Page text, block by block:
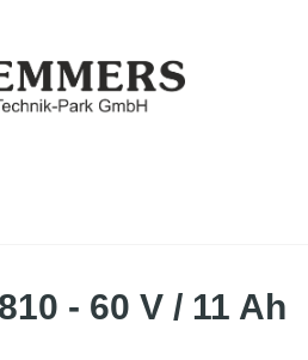
- 60 V / 11 Ah